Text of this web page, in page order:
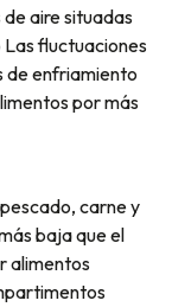
aire situadas
fluctuaciones
de enfriamiento
por más
carne y
baja que el
alimentos